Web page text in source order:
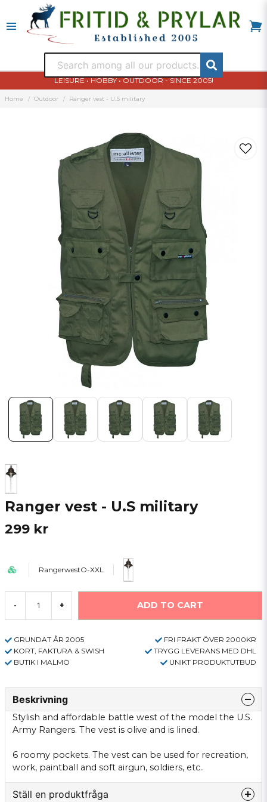
LEISURE • HOBBY • OUTDOOR - SINCE 2005!
Home Outdoor Ranger vest - U.S military
Ranger vest - U.S military
299 kr
RangerwestO-XXL
- + ADD TO CART
GRUNDAT ÅR 2005
FRI FRAKT ÖVER 2000KR
KORT, FAKTURA & SWISH
TRYGG LEVERANS MED DHL
BUTIK I MALMÖ
UNIKT PRODUKTUTBUD
Beskrivning
Stylish and affordable battle west of the model the U.S.
Army Rangers. The vest is olive and is lined.
6 roomy pockets. The vest can be used for recreation,
work, paintball and soft airgun, soldiers, etc..
Ställ en produktfråga